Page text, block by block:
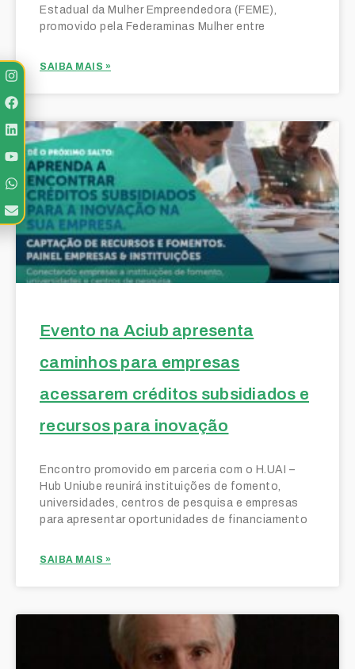
Estadual da Mulher Empreendedora (FEME),
promovido pela Federaminas Mulher entre
SAIBA MAIS »
Evento na Aciub apresenta
caminhos para empresas
acessarem créditos subsidiados e
recursos para inovação
Encontro promovido em parceria com o H.UAI –
Hub Uniube reunirá instituições de fomento,
universidades, centros de pesquisa e empresas
para apresentar oportunidades de financiamento
SAIBA MAIS »